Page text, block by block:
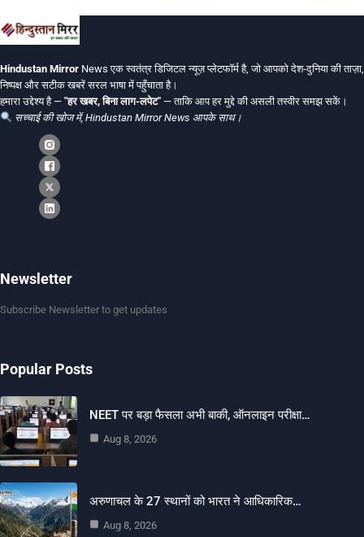
Hindustan Mirror News एक स्वतंत्र डिजिटल न्यूज़ प्लेटफॉर्म है, जो आपको देश-दुनिया की ताज़ा,
निष्पक्ष और सटीक खबरें सरल भाषा में पहुँचाता है।
हमारा उद्देश्य है — "हर खबर, बिना लाग-लपेट" — ताकि आप हर मुद्दे की असली तस्वीर समझ सकें।
सच्चाई की खोज में, Hindustan Mirror News आपके साथ।
Newsletter
Subscribe Newsletter to get updates
Popular Posts
NEET पर बड़ा फैसला अभी बाकी, ऑनलाइन परीक्षा…
Aug 8, 2026
अरुणाचल के 27 स्थानों को भारत ने आधिकारिक…
Aug 8, 2026